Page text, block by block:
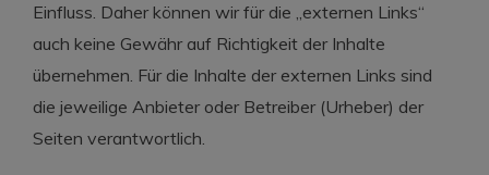
Einfluss. Daher können wir für die „externen Links“
auch keine Gewähr auf Richtigkeit der Inhalte
übernehmen. Für die Inhalte der externen Links sind
die jeweilige Anbieter oder Betreiber (Urheber) der
Seiten verantwortlich.